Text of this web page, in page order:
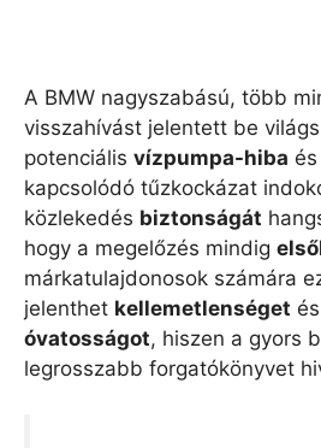
A BMW nagyszabású, több
visszahívást jelentett be
potenciális vízpumpa-hiba
kapcsolódó tűzkockázat
közlekedés biztonságát
hogy a megelőzés mindig
márkatulajdonosok számára
jelenthet kellemetlenséget
óvatosságot, hiszen a gyors
legrosszabb forgatókönyvet